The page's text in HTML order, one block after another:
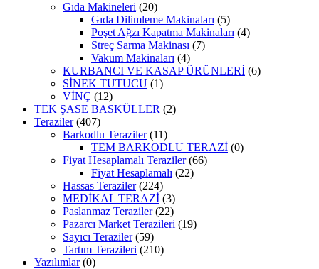
Gıda Makineleri (20)
Gıda Dilimleme Makinaları (5)
Poşet Ağzı Kapatma Makinaları (4)
Streç Sarma Makinası (7)
Vakum Makinaları (4)
KURBANCI VE KASAP ÜRÜNLERİ (6)
SİNEK TUTUCU (1)
VİNÇ (12)
TEK ŞASE BASKÜLLER (2)
Teraziler (407)
Barkodlu Teraziler (11)
TEM BARKODLU TERAZİ (0)
Fiyat Hesaplamalı Teraziler (66)
Fiyat Hesaplamalı (22)
Hassas Teraziler (224)
MEDİKAL TERAZİ (3)
Paslanmaz Teraziler (22)
Pazarcı Market Terazileri (19)
Sayıcı Teraziler (59)
Tartım Terazileri (210)
Yazılımlar (0)